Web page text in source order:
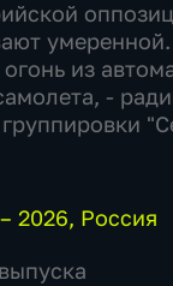
из
-
2026, Россия